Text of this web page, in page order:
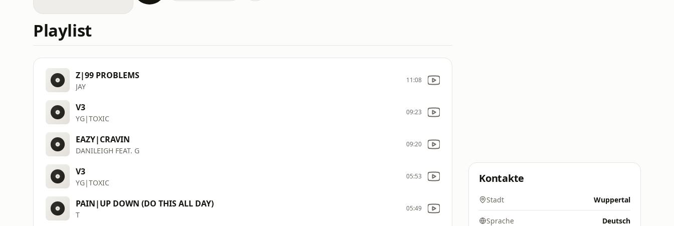
Playlist
Z|99 PROBLEMS
JAY
11:08
V3
YG|TOXIC
09:23
EAZY|CRAVIN
DANILEIGH FEAT. G
09:20
V3
YG|TOXIC
05:53
PAIN|UP DOWN (DO THIS ALL DAY)
T
05:49
Kontakte
Stadt Wuppertal
Sprache Deutsch